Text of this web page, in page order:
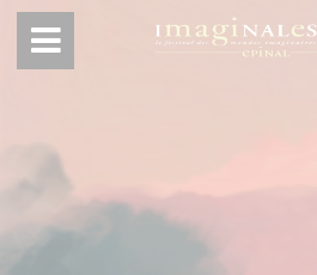
Panneau de gestion des cookies